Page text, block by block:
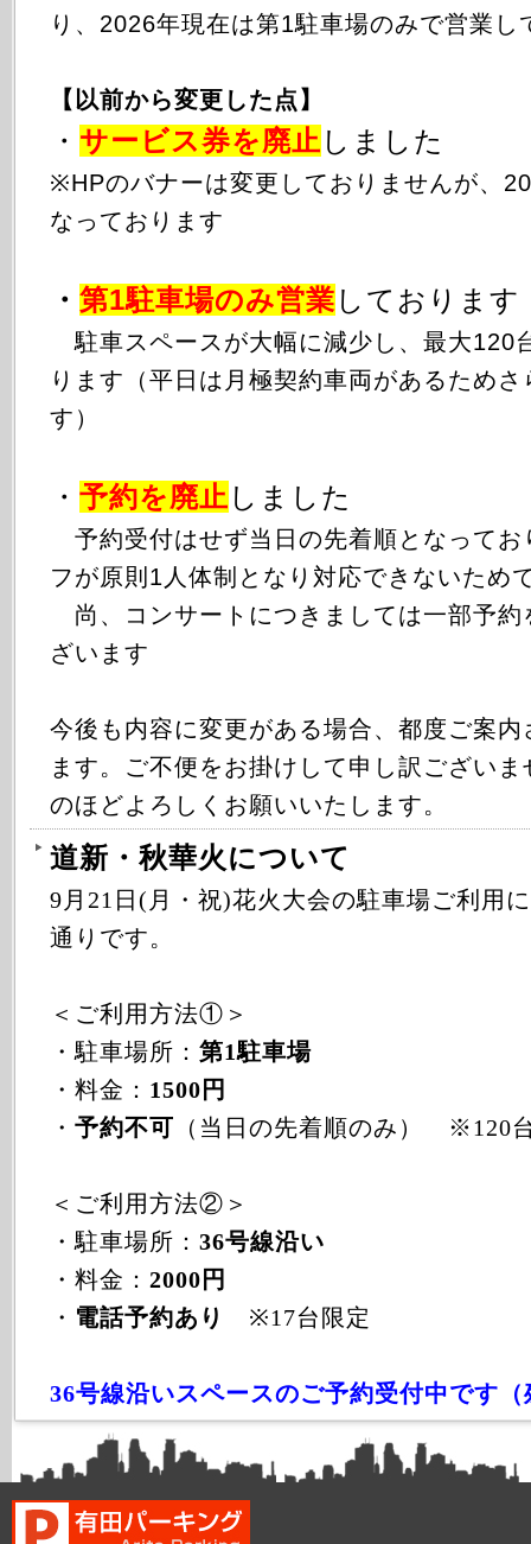
り、2026年現在は第1駐車場のみで営業し
【以前から変更した点】
・ サービス券を廃止 しました
※HPのバナーは変更しておりませんが、
なっております
・ 第1駐車場のみ営業 しております
駐車スペースが大幅に減少し、最大120
ります（平日は月極契約車両があるため
す）
・ 予約を廃止 しました
予約受付はせず当日の先着順となってお
フが原則1人体制となり対応できないため
尚、コンサートにつきましては一部予約
ざいます
今後も内容に変更がある場合、都度ご案
ます。ご不便をお掛けして申し訳ござい
のほどよろしくお願いいたします。
道新・秋華火について
9月21日(月・祝)花火大会の駐車場ご利用
通りです。
＜ご利用方法①＞
・駐車場所： 第1駐車場
・料金： 1500円
・ 予約不可 （当日の先着順のみ） ※120
＜ご利用方法②＞
・駐車場所： 36号線沿い
・料金： 2000円
・ 電話予約あり ※17台限定
36号線沿いスペースのご予約受付中です